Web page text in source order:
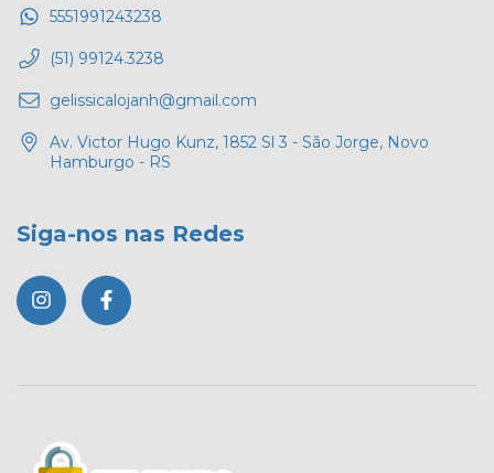
5551991243238
(51) 99124.3238
gelissicalojanh@gmail.com
Av. Victor Hugo Kunz, 1852 Sl 3 - São Jorge, Novo
Hamburgo - RS
Siga-nos nas Redes